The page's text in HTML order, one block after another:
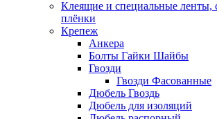
Клеящие и специальные ленты,
плёнки
Крепеж
Анкера
Болты Гайки Шайбы
Гвозди
Гвозди Фасованные
Дюбель Гвоздь
Дюбель для изоляций